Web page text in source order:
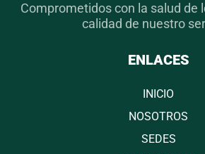
Comprometidos con la salud de
calidad de nuestro
ENLACES
INICIO
NOSOTROS
SEDES